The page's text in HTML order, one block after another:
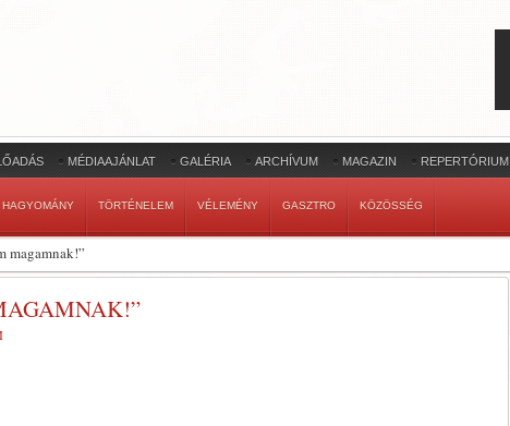
MÉDIAAJÁNLAT GALÉRIA ARCHÍVUM MAGAZIN REPERTÓRIUM
HAGYOMÁNY TÖRTÉNELEM VÉLEMÉNY GASZTRO KÖZÖSSÉG
magamnak!”